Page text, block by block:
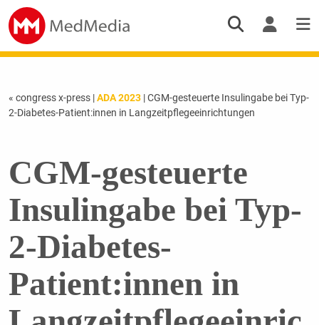
« congress x-press |ADA 2023| CGM-gesteuerte Insulingabe bei Typ-
2-Diabetes-Patient:innen in Langzeitpflegeeinrichtungen
CGM-gesteuerte
Insulingabe bei Typ-
2-Diabetes-
Patient:innen in